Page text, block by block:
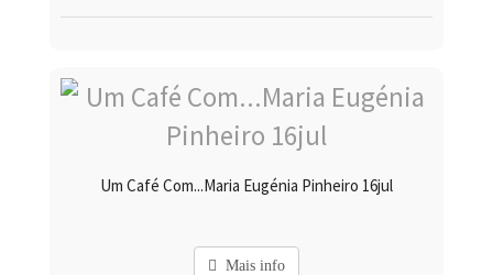
Um Café Com...Maria Eugénia Pinheiro 16jul
Mais info